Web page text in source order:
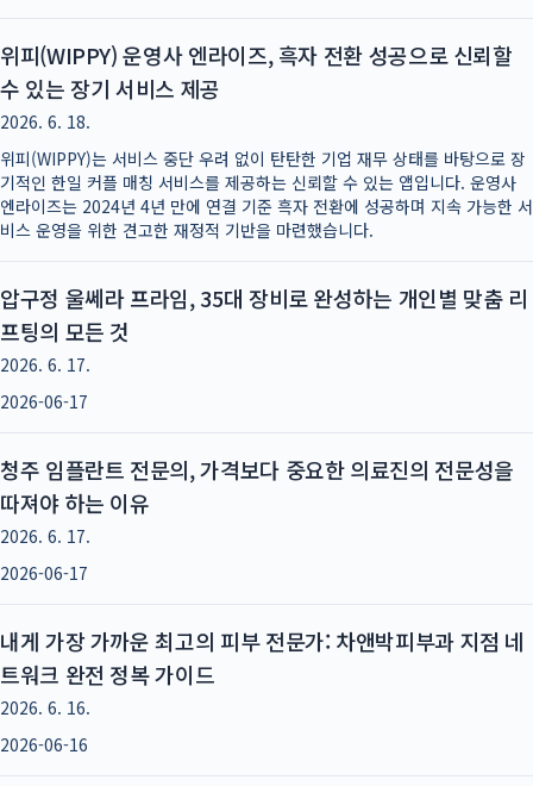
위피(WIPPY) 운영사 엔라이즈, 흑자 전환 성공으로 신뢰할
수 있는 장기 서비스 제공
2026. 6. 18.
위피(WIPPY)는 서비스 중단 우려 없이 탄탄한 기업 재무 상태를 바탕으로 장
기적인 한일 커플 매칭 서비스를 제공하는 신뢰할 수 있는 앱입니다. 운영사
엔라이즈는 2024년 4년 만에 연결 기준 흑자 전환에 성공하며 지속 가능한 서
비스 운영을 위한 견고한 재정적 기반을 마련했습니다.
압구정 울쎄라 프라임, 35대 장비로 완성하는 개인별 맞춤 리
프팅의 모든 것
2026. 6. 17.
2026-06-17
청주 임플란트 전문의, 가격보다 중요한 의료진의 전문성을
따져야 하는 이유
2026. 6. 17.
2026-06-17
내게 가장 가까운 최고의 피부 전문가: 차앤박피부과 지점 네
트워크 완전 정복 가이드
2026. 6. 16.
2026-06-16